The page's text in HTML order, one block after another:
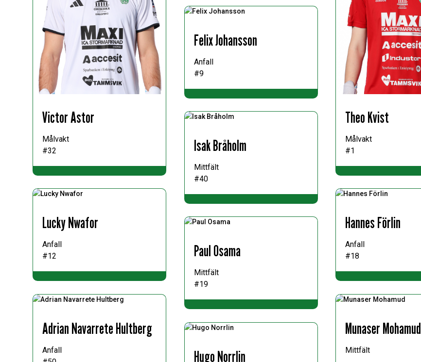
Victor Astor
Målvakt
#32
Lucky Nwafor
Anfall
#12
Adrian Navarrete Hultberg
Anfall
Felix Johansson
Anfall
#9
Isak Bråholm
Mittfält
#40
Paul Osama
Mittfält
#19
Hugo Norrlin
Theo Kvist
Målvakt
#1
Hannes Förlin
Anfall
#18
Munaser Mohamud
Mittfält